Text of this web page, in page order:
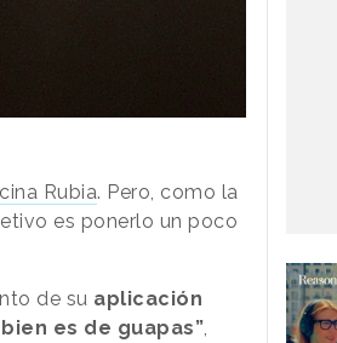
Rubia. Pero, como la
es ponerlo un poco
de su aplicación
es de guapas”